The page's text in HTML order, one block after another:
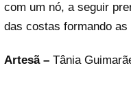
com um nó, a seguir
das costas formando as
Artesã – Tânia